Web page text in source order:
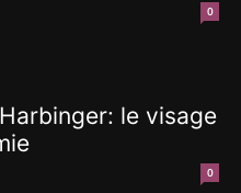
0
le visage
0